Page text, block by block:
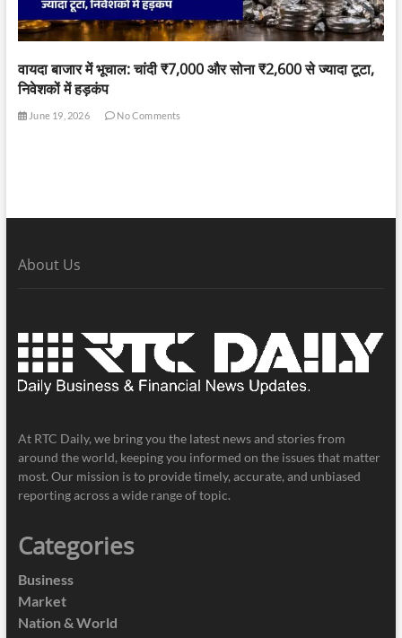
वायदा बाजार में भूचाल: चांदी ₹7,000 और सोना ₹2,600 से ज्यादा टूटा,
निवेशकों में हड़कंप
June 19, 2026 No Comments
About Us
At RTC Daily, we bring you the latest news and stories from
around the world, keeping you informed on the issues that matter
most. Our mission is to provide timely, accurate, and unbiased
reporting across a wide range of topic.
Categories
Business
Market
Nation & World